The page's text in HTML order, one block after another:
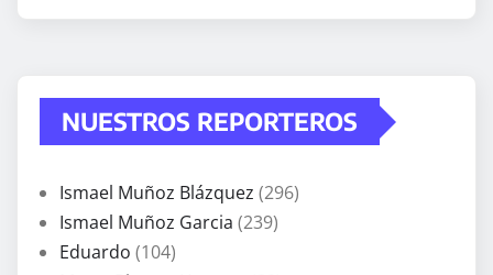
NUESTROS REPORTEROS
Ismael Muñoz Blázquez (296)
Ismael Muñoz Garcia (239)
Eduardo (104)